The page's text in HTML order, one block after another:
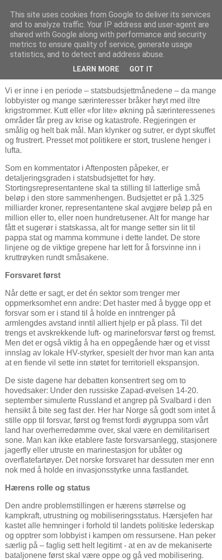
Bjørn Hoelseths blogg
søndag 22. oktober 2017
Det haster for Forsvaret
Vi er inne i en periode – statsbudsjettmånedene – da mange
lobbyister og mange særinteresser bråker høyt med iltre
krigstrommer. Kutt eller «for lite» økning på særinteressenes
områder får preg av krise og katastrofe. Regjeringen er
smålig og helt bak mål. Man klynker og sutrer, er dypt skuffet
og frustrert. Presset mot politikere er stort, truslene henger i
lufta.
Som en kommentator i Aftenposten påpeker, er
detaljeringsgraden i statsbudsjettet for høy.
Stortingsrepresentantene skal ta stilling til latterlige små
beløp i den store sammenhengen. Budsjettet er på 1.325
milliarder kroner, representantene skal avgjøre beløp på en
million eller to, eller noen hundretusener. Alt for mange har
fått et sugerør i statskassa, alt for mange setter sin lit til
pappa stat og mamma kommune i dette landet. De store
linjene og de viktige grepene har lett for å forsvinne inn i
kruttrøyken rundt småsakene.
Forsvaret først
Når dette er sagt, er det én sektor som trenger mer
oppmerksomhet enn andre: Det haster med å bygge opp et
forsvar som er i stand til å holde en inntrenger på
armlengdes avstand inntil alliert hjelp er på plass. Til det
trengs et avskrekkende luft- og marineforsvar først og fremst.
Men det er også viktig å ha en oppegående hær og et visst
innslag av lokale HV-styrker, spesielt der hvor man kan anta
at en fiende vil sette inn støtet for territoriell ekspansjon.
De siste dagene har debatten konsentrert seg om to
hovedsaker: Under den russiske Zapad-øvelsen 14-20.
september simulerte Russland et angrep på Svalbard i den
hensikt å bite seg fast der. Her har Norge så godt som intet å
stille opp til forsvar, først og fremst fordi øygruppa som vårt
land har overherredømme over, skal være en demilitarisert
sone. Man kan ikke etablere faste forsvarsanlegg, stasjonere
jagerfly eller utruste en marinestasjon for ubåter og
overflatefartøyer. Det norske forsvaret har dessuten mer enn
nok med å holde en invasjonsstyrke unna fastlandet.
Hærens rolle og status
Den andre problemstillingen er hærens størrelse og
kampkraft, utrustning og mobiliseringsstatus. Hærsjefen har
kastet alle hemninger i forhold til landets politiske lederskap
og opptrer som lobbyist i kampen om ressursene. Han peker
særlig på – faglig sett helt legitimt - at en av de mekaniserte
bataljonene først skal være oppe og gå ved mobilisering.
This site uses cookies from Google to deliver its services
and to analyze traffic. Your IP address and user-agent are
shared with Google along with performance and security
metrics to ensure quality of service, generate usage
statistics, and to detect and address abuse.
LEARN MORE GOT IT